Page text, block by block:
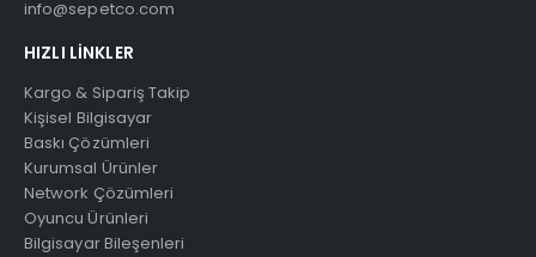
info@sepetco.com
HIZLI LINKLER
Kargo & Sipariş Takip
Kişisel Bilgisayar
Baskı Çözümleri
Kurumsal Ürünler
Network Çözümleri
Oyuncu Ürünleri
Bilgisayar Bileşenleri